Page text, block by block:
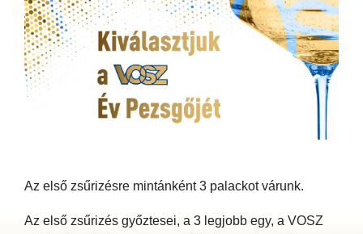
Az első zsűrizésre mintánként 3 palackot várunk.
Az első zsűrizés győztesei, a 3 legjobb egy, a VOSZ